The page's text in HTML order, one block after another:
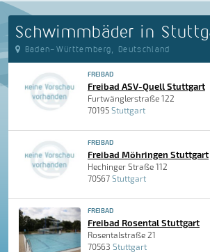
Schwimmbäder in
Baden-Württemberg, Deutschland
FREIBAD
Freibad ASV-Quell Stuttgart
Furtwänglerstraße 122
70195 Stuttgart
FREIBAD
Freibad Möhringen Stuttgart
Hechinger Straße 112
70567 Stuttgart
FREIBAD
Freibad Rosental Stuttgart
Rosentalstraße 21
70563 Stuttgart